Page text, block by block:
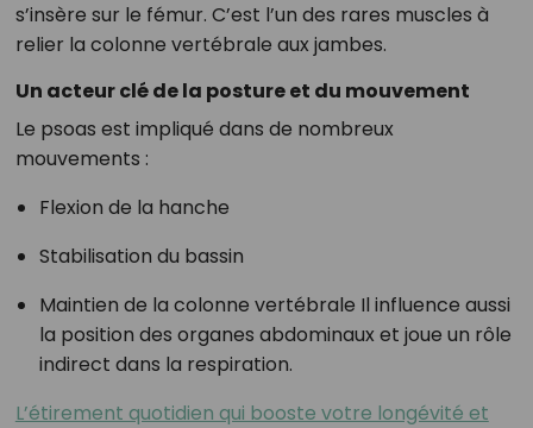
s’insère sur le fémur. C’est l’un des rares muscles à
relier la colonne vertébrale aux jambes.
Un acteur clé de la posture et du mouvement
Le psoas est impliqué dans de nombreux
mouvements :
Flexion de la hanche
Stabilisation du bassin
Maintien de la colonne vertébrale Il influence aussi
la position des organes abdominaux et joue un rôle
indirect dans la respiration.
L’étirement quotidien qui booste votre longévité et